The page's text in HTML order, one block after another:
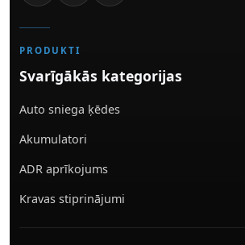
PRODUKTI
Svarīgākās kategorijas
Auto sniega ķēdes
Akumulatori
ADR aprīkojums
Kravas stiprinājumi